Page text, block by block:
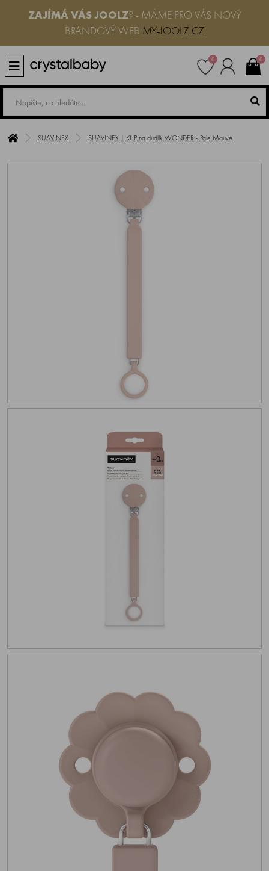
ZAJÍMÁ VÁS JOOLZ? - MÁME PRO VÁS NOVÝ
BRANDOVÝ WEB MY-JOOLZ.CZ
0 0
SUAVINEX SUAVINEX | KLIP na dudlík WONDER - Pale Mauve